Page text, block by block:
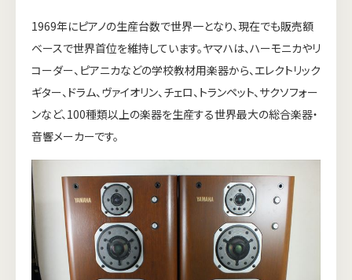
1969年にピアノの生産台数で世界一となり、現在でも販売額
ベースで世界首位を維持しています。ヤマハは、ハーモニカやリ
コーダー、ピアニカなどの学校教材用楽器から、エレクトリック
ギター、ドラム、ヴァイオリン、チェロ、トランペット、サクソフォー
ンなど、100種類以上の楽器を生産する世界最大の総合楽器・
音響メーカーです。